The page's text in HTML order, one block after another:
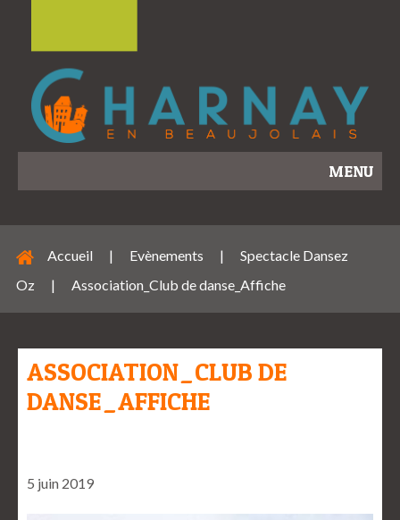
MENU
Accueil | Evènements |
Spectacle Dansez
Oz
| Association_Club de danse_Affiche
ASSOCIATION_CLUB DE
DANSE_AFFICHE
5 juin 2019